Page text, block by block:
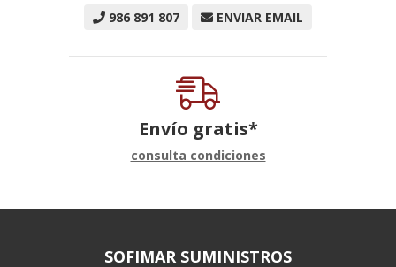
986 891 807 ENVIAR EMAIL
Envío gratis*
consulta condiciones
SOFIMAR SUMINISTROS